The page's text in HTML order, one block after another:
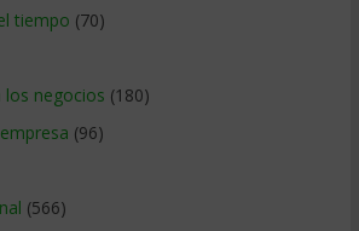
tiempo (70)
los negocios (180)
(96)
(566)